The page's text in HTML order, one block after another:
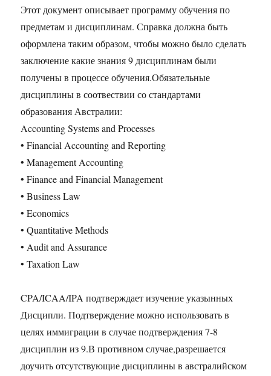
Этот документ описывает программу обучения по
предметам и дисциплинам. Справка должна быть
оформлена таким образом, чтобы можно было сделать
заключение какие знания 9 дисциплинам были
получены в процессе обучения.Обязательные
дисциплины в соотвествии со стандартами
образования Австралии:
Accounting Systems and Processes
• Financial Accounting and Reporting
• Management Accounting
• Finance and Financial Management
• Business Law
• Economics
• Quantitative Methods
• Audit and Assurance
• Taxation Law
CPA/ICAA/IPA подтверждает изучение указынных
Дисципли. Подтверждение можно использовать в
целях иммиграции в случае подтверждения 7-8
дисциплин из 9.В противном случае,разрешается
доучить отсутствующие дисциплины в австралийском